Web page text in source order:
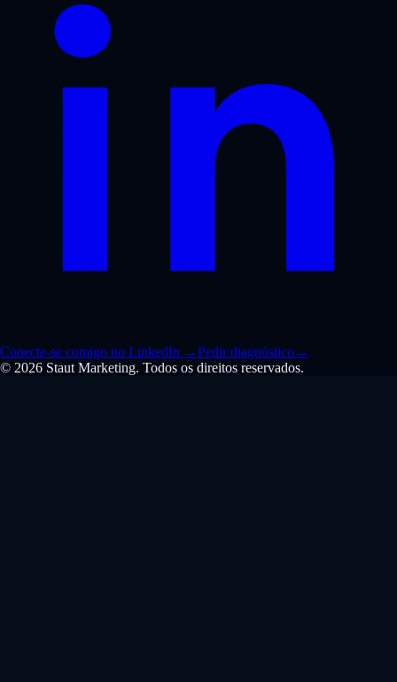
Conecte-se comigo no LinkedIn →Pedir diagnóstico→
© 2026 Staut Marketing. Todos os direitos reservados.